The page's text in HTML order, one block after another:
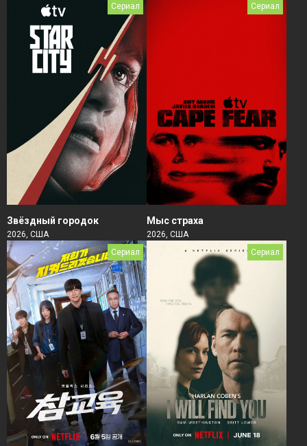
Сериал
Звёздный городок
2026, США
Сериал
Мыс страха
2026, США
Сериал
Сериал